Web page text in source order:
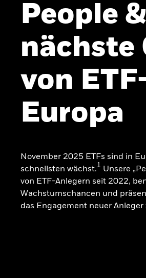
People
nächste
von
Europa
November 2025 ETFs sind in
schnellsten wächst.1 Unsere
von ETF-Anlegern seit 2022,
Wachstumschancen und
das Engagement neuer Anleger